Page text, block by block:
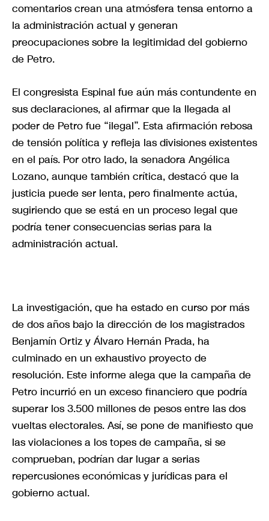
comentarios crean una atmósfera tensa entorno a
la administración actual y generan
preocupaciones sobre la legitimidad del gobierno
de Petro.
El congresista Espinal fue aún más contundente en
sus declaraciones, al afirmar que la llegada al
poder de Petro fue “ilegal”. Esta afirmación rebosa
de tensión política y refleja las divisiones existentes
en el país. Por otro lado, la senadora Angélica
Lozano, aunque también crítica, destacó que la
justicia puede ser lenta, pero finalmente actúa,
sugiriendo que se está en un proceso legal que
podría tener consecuencias serias para la
administración actual.
La investigación, que ha estado en curso por más
de dos años bajo la dirección de los magistrados
Benjamín Ortiz y Álvaro Hernán Prada, ha
culminado en un exhaustivo proyecto de
resolución. Este informe alega que la campaña de
Petro incurrió en un exceso financiero que podría
superar los 3.500 millones de pesos entre las dos
vueltas electorales. Así, se pone de manifiesto que
las violaciones a los topes de campaña, si se
comprueban, podrían dar lugar a serias
repercusiones económicas y jurídicas para el
gobierno actual.